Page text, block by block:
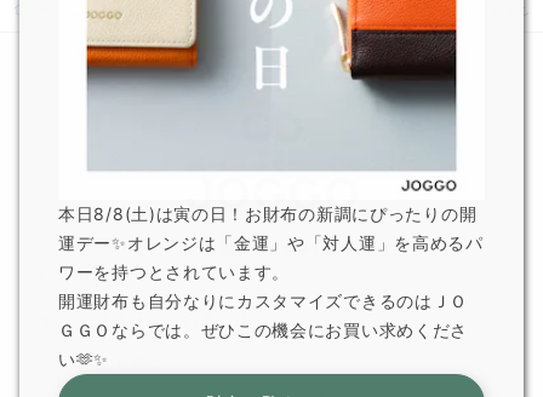
ニュース 新商品『レディーストートバッグ』Twitter プレゼン
For Gift
ギフトで選ばれている理由
カテゴリから選ぶ
本日8/8(土)は寅の日！お財布の新調にぴったりの開
運デー✨オレンジは「金運」や「対人運」を高めるパ
ワーを持つとされています。
開運財布も自分なりにカスタマイズできるのはＪＯ
ＧＧＯならでは。ぜひこの機会にお買い求めくださ
い🫶✨